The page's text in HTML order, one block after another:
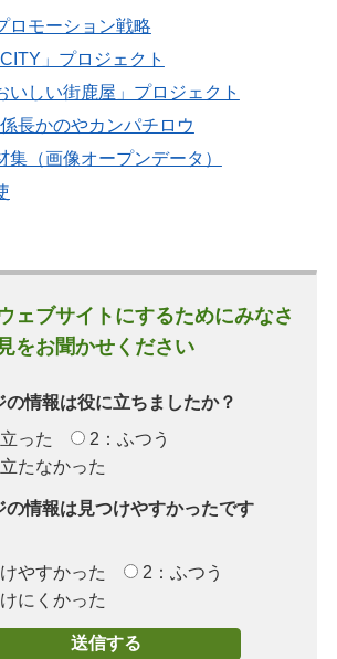
ロモーション戦略
」プロジェクト
いしい街鹿屋」プロジェクト
長かのやカンパチロウ
集（画像オープンデータ）
ェブサイトにするためにみなさ
をお聞かせください
の情報は役に立ちましたか？
った
2：ふつう
たなかった
の情報は見つけやすかったです
やすかった
2：ふつう
にくかった